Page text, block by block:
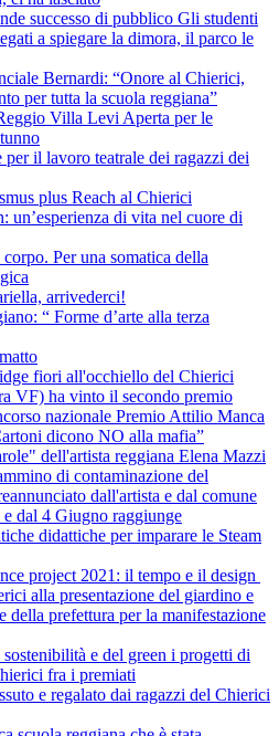
successo di pubblico Gli studenti
a spiegare la dimora, il parco le
Bernardi: “Onore al Chierici,
per tutta la scuola reggiana”
Villa Levi Aperta per le
per il lavoro teatrale dei ragazzi dei
plus Reach al Chierici
un’esperienza di vita nel cuore di
Per una somatica della
arrivederci!
“ Forme d’arte alla terza
fiori all'occhiello del Chierici
VF) ha vinto il secondo premio
nazionale Premio Attilio Manca
dicono NO alla mafia”
dell'artista reggiana Elena Mazzi
di contaminazione del
dall'artista e dal comune
dal 4 Giugno raggiunge
didattiche per imparare le Steam
project 2021: il tempo e il design
alla presentazione del giardino e
della prefettura per la manifestazione
e del green i progetti di
fra i premiati
e regalato dai ragazzi del Chierici